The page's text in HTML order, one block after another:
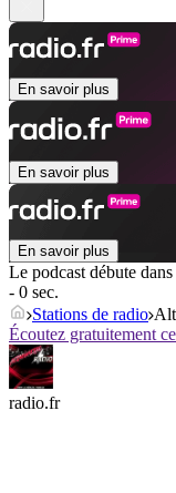
En savoir plus
En savoir plus
En savoir plus
Le podcast débute dans
- 0 sec.
Stations de radio
Écoutez gratuitement
radio.fr